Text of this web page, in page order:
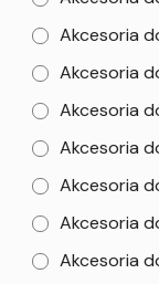
Akcesoria
Akcesoria
Akcesoria
Akcesoria
Akcesoria
Akcesoria
Akcesoria